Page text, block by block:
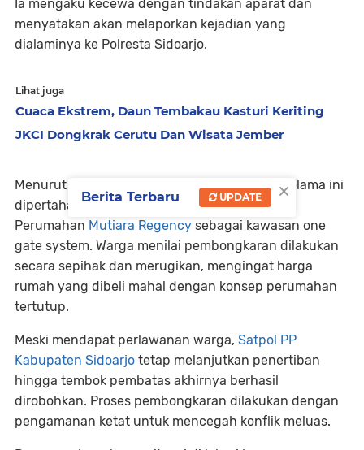
Ia mengaku kecewa dengan tindakan aparat dan
menyatakan akan melaporkan kejadian yang
dialaminya ke Polresta Sidoarjo.
Lihat juga
Cuaca Ekstrem, Daun Tembakau Kasturi Keriting
JKCI Dongkrak Cerutu Dan Wisata Jember
Menurut warga, tembok pembatas tersebut selama ini
dipertahankan untuk menjaga status
Perumahan Mutiara Regency sebagai kawasan one
gate system. Warga menilai pembongkaran dilakukan
secara sepihak dan merugikan, mengingat harga
rumah yang dibeli mahal dengan konsep perumahan
tertutup.
Meski mendapat perlawanan warga, Satpol PP
Kabupaten Sidoarjo tetap melanjutkan penertiban
hingga tembok pembatas akhirnya berhasil
dirobohkan. Proses pembongkaran dilakukan dengan
pengamanan ketat untuk mencegah konflik meluas.
×
Berita Terbaru UPDATE